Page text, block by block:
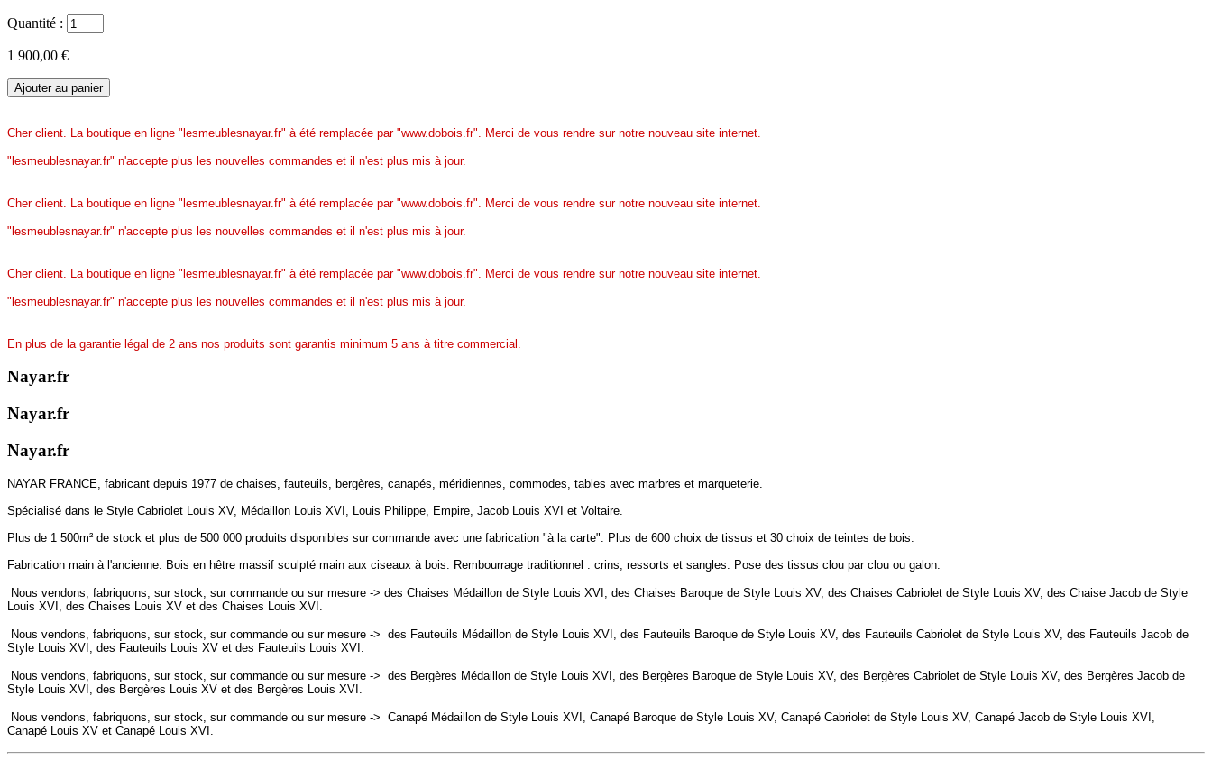
Quantité :
1 900,00 €
Cher client. La boutique en ligne "lesmeublesnayar.fr" à été remplacée par "www.dobois.fr". Merci de vous rendre sur notre nouveau site internet.
"lesmeublesnayar.fr" n'accepte plus les nouvelles commandes et il n'est plus mis à jour.
Cher client. La boutique en ligne "lesmeublesnayar.fr" à été remplacée par "www.dobois.fr". Merci de vous rendre sur notre nouveau site internet.
"lesmeublesnayar.fr" n'accepte plus les nouvelles commandes et il n'est plus mis à jour.
Cher client. La boutique en ligne "lesmeublesnayar.fr" à été remplacée par "www.dobois.fr". Merci de vous rendre sur notre nouveau site internet.
"lesmeublesnayar.fr" n'accepte plus les nouvelles commandes et il n'est plus mis à jour.
En plus de la garantie légal de 2 ans nos produits sont garantis minimum 5 ans à titre commercial.
Nayar.fr
Nayar.fr
Nayar.fr
NAYAR FRANCE, fabricant depuis 1977 de chaises, fauteuils, bergères, canapés, méridiennes, commodes, tables avec marbres et marqueterie.
Spécialisé dans le Style Cabriolet Louis XV, Médaillon Louis XVI, Louis Philippe, Empire, Jacob Louis XVI et Voltaire.
Plus de 1 500m² de stock et plus de 500 000 produits disponibles sur commande avec une fabrication "à la carte". Plus de 600 choix de tissus et 30 choix de teintes de bois.
Fabrication main à l'ancienne. Bois en hêtre massif sculpté main aux ciseaux à bois. Rembourrage traditionnel : crins, ressorts et sangles. Pose des tissus clou par clou ou galon.
Nous vendons, fabriquons, sur stock, sur commande ou sur mesure -> des Chaises Médaillon de Style Louis XVI, des Chaises Baroque de Style Louis XV, des Chaises Cabriolet de Style Louis XV, des Chaise Jacob de Style
Louis XVI, des Chaises Louis XV et des Chaises Louis XVI.
Nous vendons, fabriquons, sur stock, sur commande ou sur mesure -> des Fauteuils Médaillon de Style Louis XVI, des Fauteuils Baroque de Style Louis XV, des Fauteuils Cabriolet de Style Louis XV, des Fauteuils Jacob de
Style Louis XVI, des Fauteuils Louis XV et des Fauteuils Louis XVI.
Nous vendons, fabriquons, sur stock, sur commande ou sur mesure -> des Bergères Médaillon de Style Louis XVI, des Bergères Baroque de Style Louis XV, des Bergères Cabriolet de Style Louis XV, des Bergères Jacob de
Style Louis XVI, des Bergères Louis XV et des Bergères Louis XVI.
Nous vendons, fabriquons, sur stock, sur commande ou sur mesure -> Canapé Médaillon de Style Louis XVI, Canapé Baroque de Style Louis XV, Canapé Cabriolet de Style Louis XV, Canapé Jacob de Style Louis XVI,
Canapé Louis XV et Canapé Louis XVI.